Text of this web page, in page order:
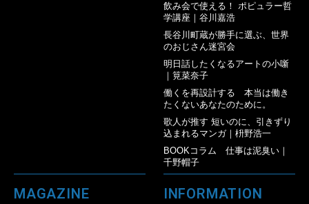
飲み会で使える！ ポピュラー哲
学講座｜谷川嘉浩
長谷川町蔵が勝手に選ぶ、世界
のおじさん迷宮会
明日話したくなるアートの小噺
｜筧菜奈子
働くを再設計する 本当は働き
たくないあなたのために。
歌人が推す 短いのに、引きずり
込まれるマンガ｜枡野浩一
BOOKコラム 仕事は泥臭い｜
千野帽子
MAGAZINE INFORMATION